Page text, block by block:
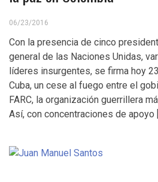
06/23/2016
Con la presencia de cinco
general de las Naciones Unidas,
líderes insurgentes, se firma hoy
Cuba, un cese al fuego entre el
FARC, la organización guerrillera
Así, con concentraciones de apoyo